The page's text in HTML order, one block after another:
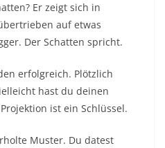
Er zeigt sich in
auf etwas
Der Schatten spricht.​
erfolgreich. Plötzlich
hast du deinen
ist ein Schlüssel.​
Muster. Du datest